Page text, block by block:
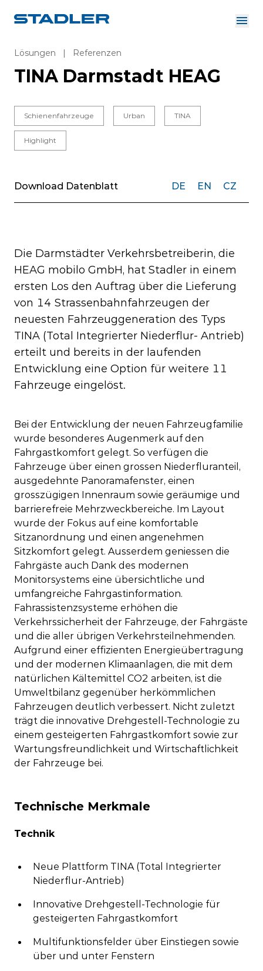
Investor Relations
Zulieferer
Downloads
Über uns
Lösungen
Karriere
Lösungen | Referenzen
TINA Darmstadt HEAG
Schienenfahrzeuge Urban TINA
Highlight
Download Datenblatt DE EN CZ
Die Darmstädter Verkehrsbetreiberin, die
HEAG mobilo GmbH, hat Stadler in einem
ersten Los den Auftrag über die Lieferung
von 14 Strassenbahnfahrzeugen der
neuesten Fahrzeuggeneration des Typs
TINA (Total Integrierter Niederflur- Antrieb)
erteilt und bereits in der laufenden
Entwicklung eine Option für weitere 11
Fahrzeuge eingelöst.
Bei der Entwicklung der neuen Fahrzeugfamilie
wurde besonderes Augenmerk auf den
Fahrgastkomfort gelegt. So verfügen die
Fahrzeuge über einen grossen Niederfluranteil,
ausgedehnte Panoramafenster, einen
grosszügigen Innenraum sowie geräumige und
barrierefreie Mehrzweckbereiche. Im Layout
wurde der Fokus auf eine komfortable
Sitzanordnung und einen angenehmen
Sitzkomfort gelegt. Ausserdem geniessen die
Fahrgäste auch Dank des modernen
Monitorsystems eine übersichtliche und
umfangreiche Fahrgastinformation.
Fahrassistenzsysteme erhöhen die
Verkehrssicherheit der Fahrzeuge, der Fahrgäste
und die aller übrigen Verkehrsteilnehmenden.
Aufgrund einer effizienten Energieübertragung
und der modernen Klimaanlagen, die mit dem
natürlichen Kältemittel CO2 arbeiten, ist die
Umweltbilanz gegenüber herkömmlichen
Fahrzeugen deutlich verbessert. Nicht zuletzt
trägt die innovative Drehgestell-Technologie zu
einem gesteigerten Fahrgastkomfort sowie zur
Wartungsfreundlichkeit und Wirtschaftlichkeit
der Fahrzeuge bei.
Technische Merkmale
Technik
Neue Plattform TINA (Total Integrierter
Niederflur-Antrieb)
Innovative Drehgestell-Technologie für
gesteigerten Fahrgastkomfort
Multifunktionsfelder über Einstiegen sowie
über und unter Fenstern